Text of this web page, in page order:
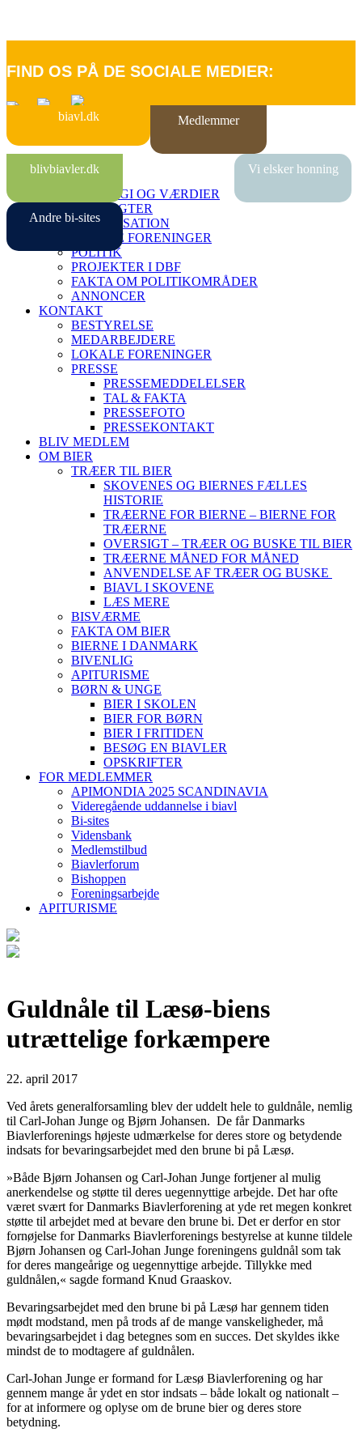
FIND OS PÅ DE SOCIALE MEDIER:
biavl.dk Medlemmer
blivbiavler.dk Vi elsker honning
Andre bi-sites
FORSIDE
STRATEGI OG VÆRDIER
VEDTÆGTER
ORGANISATION
LOKALE FORENINGER
POLITIK
PROJEKTER I DBF
FAKTA OM POLITIKOMRÅDER
ANNONCER
KONTAKT
BESTYRELSE
MEDARBEJDERE
LOKALE FORENINGER
PRESSE
PRESSEMEDDELELSER
TAL & FAKTA
PRESSEFOTO
PRESSEKONTAKT
BLIV MEDLEM
OM BIER
TRÆER TIL BIER
SKOVENES OG BIERNES FÆLLES
HISTORIE
TRÆERNE FOR BIERNE – BIERNE FOR
TRÆERNE
OVERSIGT – TRÆER OG BUSKE TIL BIER
TRÆERNE MÅNED FOR MÅNED
ANVENDELSE AF TRÆER OG BUSKE
BIAVL I SKOVENE
LÆS MERE
BISVÆRME
FAKTA OM BIER
BIERNE I DANMARK
BIVENLIG
APITURISME
BØRN & UNGE
BIER I SKOLEN
BIER FOR BØRN
BIER I FRITIDEN
BESØG EN BIAVLER
OPSKRIFTER
FOR MEDLEMMER
APIMONDIA 2025 SCANDINAVIA
Videregående uddannelse i biavl
Bi-sites
Vidensbank
Medlemstilbud
Biavlerforum
Bishoppen
Foreningsarbejde
APITURISME
Guldnåle til Læsø-biens
utrættelige forkæmpere
22. april 2017
Ved årets generalforsamling blev der uddelt hele to guldnåle, nemlig
til Carl-Johan Junge og Bjørn Johansen. De får Danmarks
Biavlerforenings højeste udmærkelse for deres store og betydende
indsats for bevaringsarbejdet med den brune bi på Læsø.
»Både Bjørn Johansen og Carl-Johan Junge fortjener al mulig
anerkendelse og støtte til deres uegennyttige arbejde. Det har ofte
været svært for Danmarks Biavlerforening at yde ret megen konkret
støtte til arbejdet med at bevare den brune bi. Det er derfor en stor
fornøjelse for Danmarks Biavlerforenings bestyrelse at kunne tildele
Bjørn Johansen og Carl-Johan Junge foreningens guldnål som tak
for deres mangeårige og uegennyttige arbejde. Tillykke med
guldnålen,« sagde formand Knud Graaskov.
Bevaringsarbejdet med den brune bi på Læsø har gennem tiden
mødt modstand, men på trods af de mange vanskeligheder, må
bevaringsarbejdet i dag betegnes som en succes. Det skyldes ikke
mindst de to modtagere af guldnålen.
Carl-Johan Junge er formand for Læsø Biavlerforening og har
gennem mange år ydet en stor indsats – både lokalt og nationalt –
for at informere og oplyse om de brune bier og deres store
betydning.